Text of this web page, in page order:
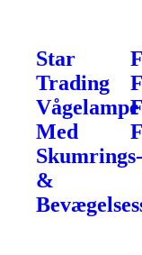
Star
Trading
Vågelampe
Med
Skumrings-
&